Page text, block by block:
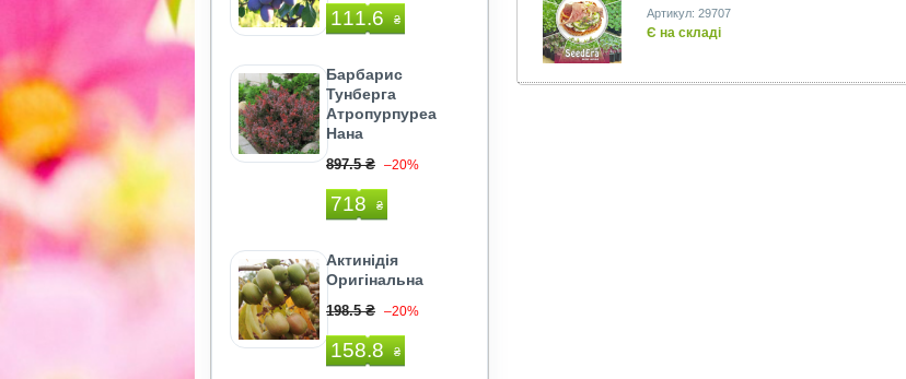
111.6 ₴
Барбарис
Тунберга
Атропурпуреа
Нана
897.5 ₴ –20%
718 ₴
Актинідія
Оригінальна
198.5 ₴ –20%
158.8 ₴
Артикул: 29707
Є на складі